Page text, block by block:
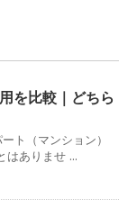
を比較｜どちら
ト（マンション）
はありませ ...